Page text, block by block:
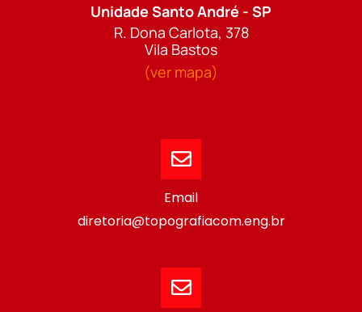
Unidade Santo André - SP
R. Dona Carlota, 378
Vila Bastos
(ver mapa)
Email
diretoria@topografiacom.eng.br